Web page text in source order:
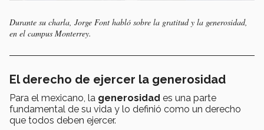
Durante su charla, Jorge Font habló sobre la gratitud y la generosidad,
en el campus Monterrey.
El derecho de ejercer la generosidad
Para el mexicano, la generosidad es una parte
fundamental de su vida y lo definió como un derecho
que todos deben ejercer.